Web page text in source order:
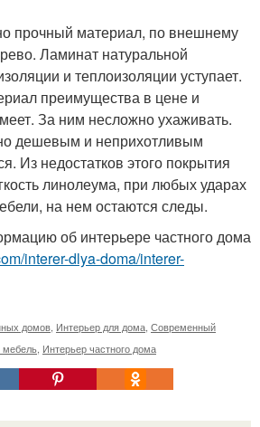
прочный материал, по внешнему
Ламинат натуральной
и теплоизоляции уступает.
преимущества в цене и
За ним несложно ухаживать.
дешевым и неприхотливым
Из недостатков этого покрытия
линолеума, при любых ударах
на нем остаются следы.
об интерьере частного дома
interer-dlya-doma/interer-
домов Интерьер для дома Современный
Интерьер частного дома